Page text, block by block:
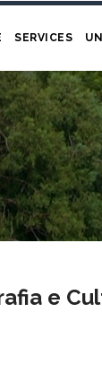
SERVICES
e